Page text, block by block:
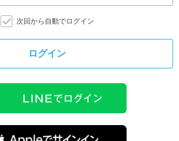
次回から自動でログイン
ログイン